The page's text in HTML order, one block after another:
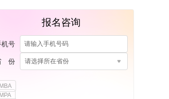
报名咨询
机号
份 请选择所在省份
MBA
MPA